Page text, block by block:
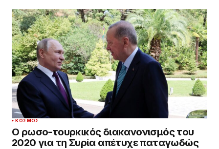
ΚΌΣΜΟΣ
Ο ρωσο-τουρκικός διακανονισμός του
2020 για τη Συρία απέτυχε παταγωδώς